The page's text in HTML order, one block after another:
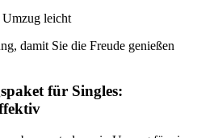
Umzug leicht
damit Sie die Freude genießen
für Singles: